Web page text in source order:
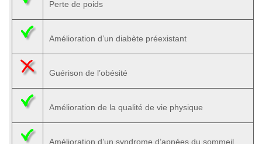
Perte de poids
Amélioration d’un diabète préexistant
Guérison de l’obésité
Amélioration de la qualité de vie physique
Amélioration d’un syndrome d’apnées du sommeil